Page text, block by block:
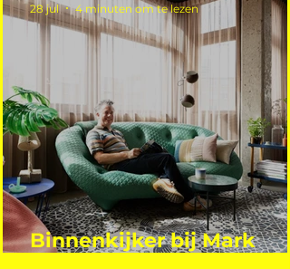
Binnenkijker bij Mark
28 jul 4 minuten om te lezen